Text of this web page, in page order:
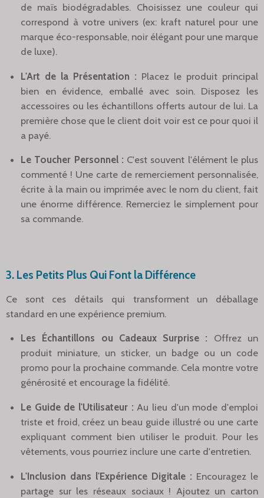
de maïs biodégradables. Choisissez une couleur qui
correspond à votre univers (ex: kraft naturel pour une
marque éco-responsable, noir élégant pour une marque
de luxe).
L'Art de la Présentation : Placez le produit principal
bien en évidence, emballé avec soin. Disposez les
accessoires ou les échantillons offerts autour de lui. La
première chose que le client doit voir est ce pour quoi il
a payé.
Le Toucher Personnel : C'est souvent l'élément le plus
commenté ! Une carte de remerciement personnalisée,
écrite à la main ou imprimée avec le nom du client, fait
une énorme différence. Remerciez le simplement pour
sa commande.
3. Les Petits Plus Qui Font la Différence
Ce sont ces détails qui transforment un déballage
standard en une expérience premium.
Les Échantillons ou Cadeaux Surprise :
Offrez un
produit miniature, un sticker, un badge ou un code
promo pour la prochaine commande. Cela montre votre
générosité et encourage la fidélité.
Le Guide de l'Utilisateur : Au lieu d'un mode d'emploi
triste et froid, créez un beau guide illustré ou une carte
expliquant comment bien utiliser le produit. Pour les
vêtements, vous pourriez inclure une carte d'entretien.
L'Inclusion dans l'Expérience Digitale : Encouragez le
partage sur les réseaux sociaux ! Ajoutez un carton